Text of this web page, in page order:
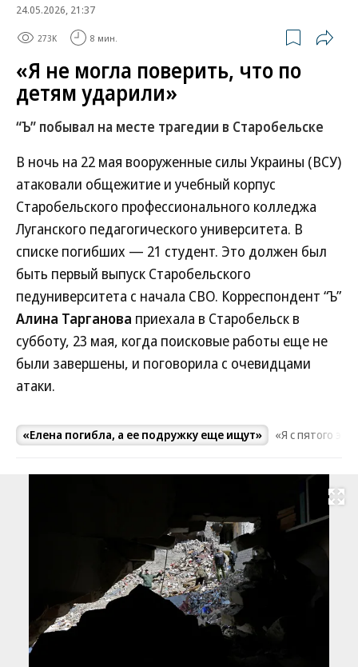
24.05.2026, 21:37
273K 8 мин.
«Я не могла поверить, что по
детям ударили»
“Ъ” побывал на месте трагедии в Старобельске
В ночь на 22 мая вооруженные силы Украины (ВСУ)
атаковали общежитие и учебный корпус
Старобельского профессионального колледжа
Луганского педагогического университета. В
списке погибших — 21 студент. Это должен был
быть первый выпуск Старобельского
педуниверситета с начала СВО. Корреспондент “Ъ”
Алина Тарганова приехала в Старобельск в
субботу, 23 мая, когда поисковые работы еще не
были завершены, и поговорила с очевидцами
атаки.
«Елена погибла, а ее подружку еще ищут» «Я с пятого
Развернуть